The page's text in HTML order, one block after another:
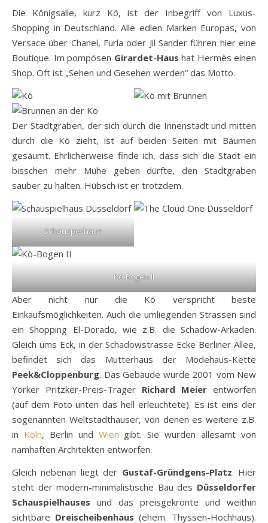
Die Königsalle, kurz Kö, ist der Inbegriff von Luxus-
Shopping in Deutschland. Alle edlen Marken Europas, von
Versace über Chanel, Furla oder Jil Sander führen hier eine
Boutique. Im pompösen Girardet-Haus hat Hermès einen
Shop. Oft ist „Sehen und Gesehen werden“ das Motto.
Der Stadtgraben, der sich durch die Innenstadt und mitten
durch die Kö zieht, ist auf beiden Seiten mit Bäumen
gesäumt. Ehrlicherweise finde ich, dass sich die Stadt ein
bisschen mehr Mühe geben dürfte, den Stadtgraben
sauber zu halten. Hübsch ist er trotzdem.
Schauspielhaus
Kö-Bogen II
Aber nicht nur die Kö verspricht beste
Einkaufsmöglichkeiten. Auch die umliegenden Strassen sind
ein Shopping El-Dorado, wie z.B. die Schadow-Arkaden.
Gleich ums Eck, in der Schadowstrasse Ecke Berliner Allee,
befindet sich das Mutterhaus der Modehaus-Kette
Peek&Cloppenburg. Das Gebäude wurde 2001 vom New
Yorker Pritzker-Preis-Träger Richard Meier entworfen
(auf dem Foto unten das hell erleuchtete). Es ist eins der
sogenannten Weltstadthäuser, von denen es weitere z.B.
in Köln, Berlin und Wien gibt. Sie wurden allesamt von
namhaften Architekten entworfen.
Gleich nebenan liegt der Gustaf-Gründgens-Platz. Hier
steht der modern-minimalistische Bau des Düsseldorfer
Schauspielhauses und das preisgekrönte und weithin
sichtbare Dreischeibenhaus (ehem. Thyssen-Hochhaus).